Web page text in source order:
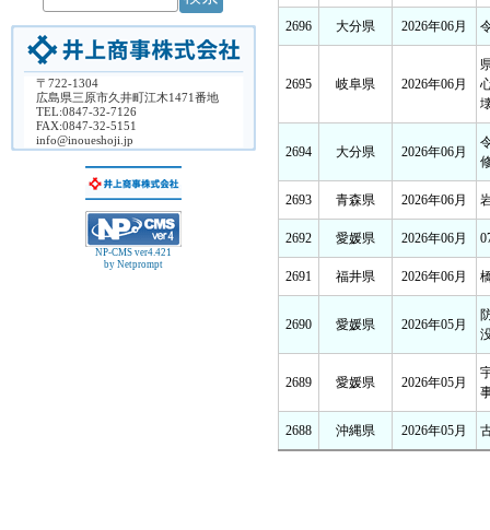
〒722-1304
広島県三原市久井町江木1471番地
TEL:0847-32-7126
FAX:0847-32-5151
info@inoueshoji.jp
NP-CMS ver4.421
by Netprompt
2696 大分県 2026年06月
2695 岐阜県 2026年06月
2694 大分県 2026年06月
2693 青森県 2026年06月
2692 愛媛県 2026年06月
2691 福井県 2026年06月
2690 愛媛県 2026年05月
2689 愛媛県 2026年05月
2688 沖縄県 2026年05月